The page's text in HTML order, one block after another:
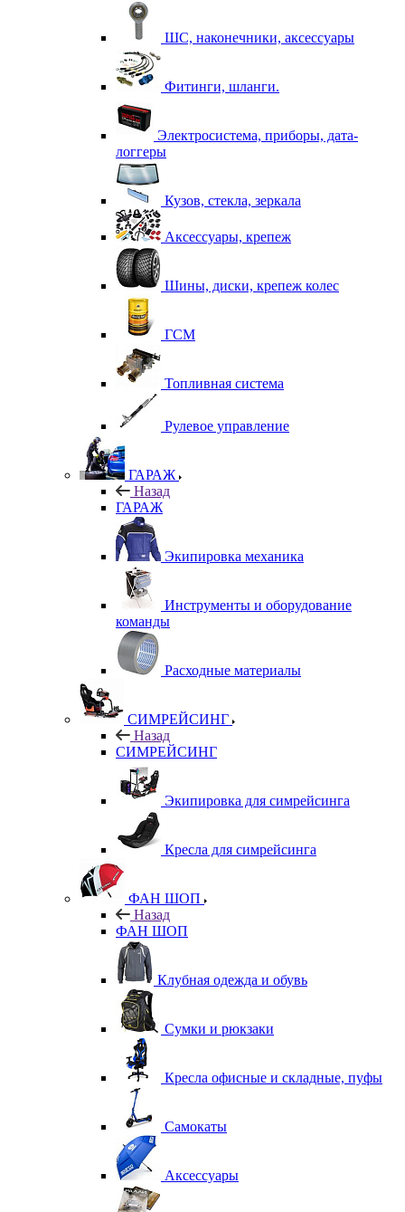
ШС, наконечники, аксессуары
Фитинги, шланги.
Электросистема, приборы, дата-
логгеры
Кузов, стекла, зеркала
Аксессуары, крепеж
Шины, диски, крепеж колес
ГСМ
Топливная система
Рулевое управление
ГАРАЖ
Назад
ГАРАЖ
Экипировка механика
Инструменты и оборудование
команды
Расходные материалы
СИМРЕЙСИНГ
Назад
СИМРЕЙСИНГ
Экипировка для симрейсинга
Кресла для симрейсинга
ФАН ШОП
Назад
ФАН ШОП
Клубная одежда и обувь
Сумки и рюкзаки
Кресла офисные и складные, пуфы
Самокаты
Аксессуары